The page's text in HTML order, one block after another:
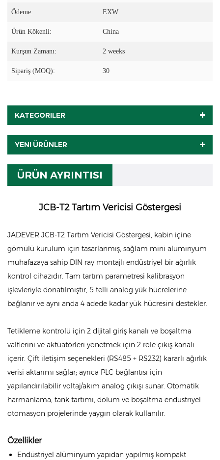
Ödeme: EXW
Ürün Kökenli: China
Kurşun Zamanı: 2 weeks
Sipariş (MOQ): 30
KATEGORILER
YENI ÜRÜNLER
ÜRÜN AYRINTISI
JCB-T2 Tartım Vericisi Göstergesi
JADEVER JCB-T2 Tartım Vericisi Göstergesi, kabin içine
gömülü kurulum için tasarlanmış, sağlam mini alüminyum
muhafazaya sahip DIN ray montajlı endüstriyel bir ağırlık
kontrol cihazıdır. Tam tartım parametresi kalibrasyon
işlevleriyle donatılmıştır, 5 telli analog yük hücrelerine
bağlanır ve aynı anda 4 adede kadar yük hücresini destekler.
Tetikleme kontrolü için 2 dijital giriş kanalı ve boşaltma
valflerini ve aktüatörleri yönetmek için 2 röle çıkış kanalı
içerir. Çift iletişim seçenekleri (RS485 + RS232) kararlı ağırlık
verisi aktarımı sağlar; ayrıca PLC bağlantısı için
yapılandırılabilir voltaj/akım analog çıkışı sunar. Otomatik
harmanlama, tank tartımı, dolum ve boşaltma endüstriyel
otomasyon projelerinde yaygın olarak kullanılır.
Özellikler
Endüstriyel alüminyum yapıdan yapılmış kompakt